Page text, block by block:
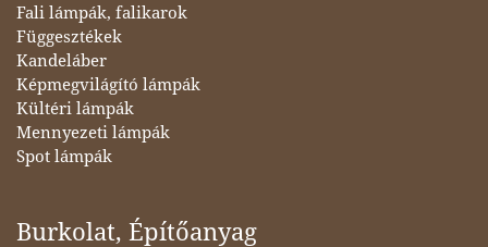
Fali lámpák, falikarok
Függesztékek
Kandeláber
Képmegvilágító lámpák
Kültéri lámpák
Mennyezeti lámpák
Spot lámpák
Burkolat, Építőanyag